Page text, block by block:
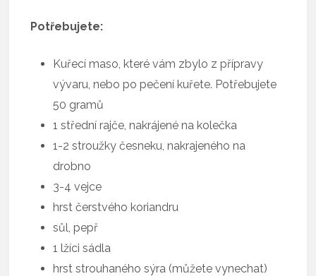
Potřebujete:
Kuřecí maso, které vám zbylo z přípravy
vývaru, nebo po pečení kuřete. Potřebujete
50 gramů
1 střední rajče, nakrájené na kolečka
1-2 stroužky česneku, nakrajeného na
drobno
3-4 vejce
hrst čerstvého koriandru
sůl, pepř
1 lžíci sádla
hrst strouhaného sýra (můžete vynechat)